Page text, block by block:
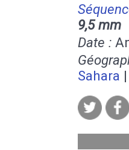
9,5 mm
Date :
Sahara |